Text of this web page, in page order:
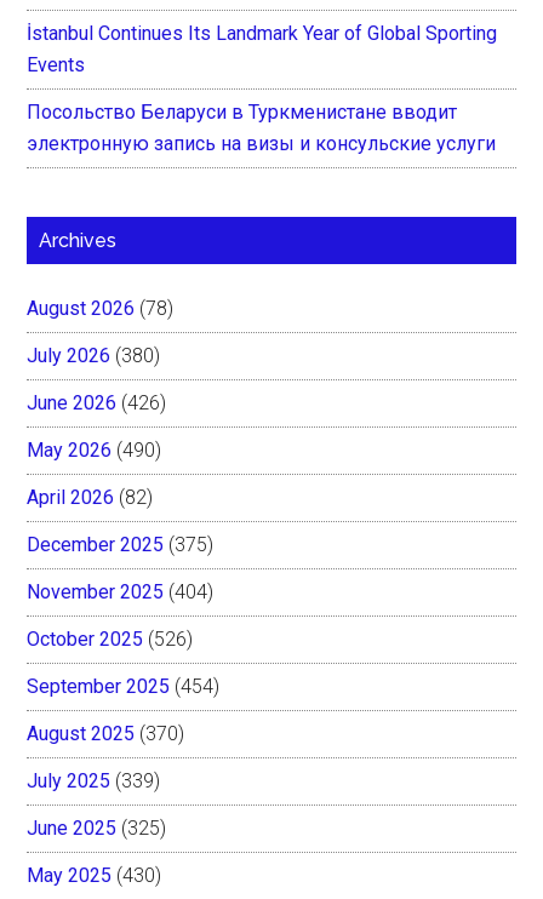
İstanbul Continues Its Landmark Year of Global Sporting
Events
Посольство Беларуси в Туркменистане вводит
электронную запись на визы и консульские услуги
Archives
August 2026 (78)
July 2026 (380)
June 2026 (426)
May 2026 (490)
April 2026 (82)
December 2025 (375)
November 2025 (404)
October 2025 (526)
September 2025 (454)
August 2025 (370)
July 2025 (339)
June 2025 (325)
May 2025 (430)